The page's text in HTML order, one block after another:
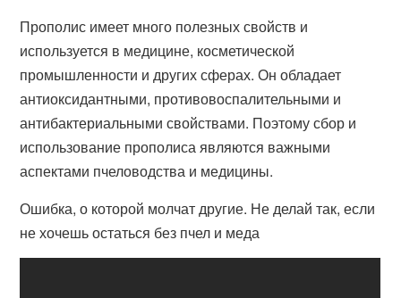
Прополис имеет много полезных свойств и
используется в медицине, косметической
промышленности и других сферах. Он обладает
антиоксидантными, противовоспалительными и
антибактериальными свойствами. Поэтому сбор и
использование прополиса являются важными
аспектами пчеловодства и медицины.
Ошибка, о которой молчат другие. Не делай так, если
не хочешь остаться без пчел и меда